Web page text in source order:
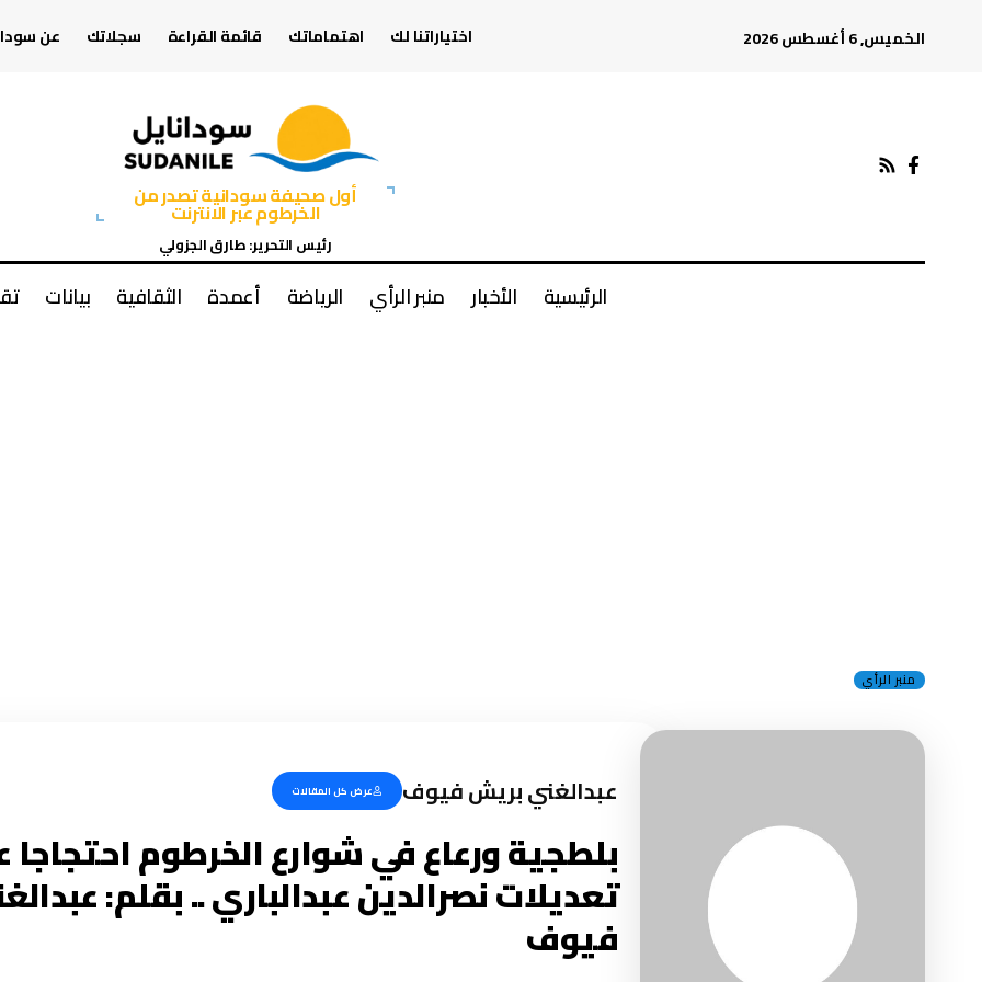
الخميس, 6 أغسطس 2026 اختياراتنا لك اهتماماتك قائمة القراءة سجلاتك عن
أول صحيفة سودانية تصدر من
الخرطوم عبر الانترنت
رئيس التحرير: طارق الجزولي
الرئيسية الأخبار منبر الرأي الرياضة أعمدة الثقافية بيانات
منبر الرأي
عبدالغني بريش فيوف عرض كل المقالات
بلطجية ورعاع في شوارع الخرطوم احتجاجا
تعديلات نصرالدين عبدالباري .. بقلم:
فيوف